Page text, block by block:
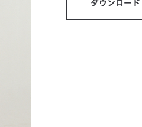
ダウンロード